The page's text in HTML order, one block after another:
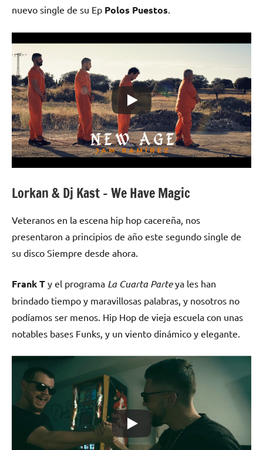
nuevo single de su Ep Polos Puestos.
Lorkan & Dj Kast – We Have Magic
Veteranos en la escena hip hop cacereña, nos
presentaron a principios de año este segundo single de
su disco Siempre desde ahora.
Frank T y el programa La Cuarta Parteya les han
brindado tiempo y maravillosas palabras, y nosotros no
podíamos ser menos. Hip Hop de vieja escuela con unas
notables bases Funks, y un viento dinámico y elegante.